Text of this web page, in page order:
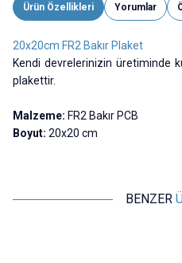
Ürün Özellikleri Yorumlar
20x20cm FR2 Bakır Plaket
Kendi devrelerinizin üretiminde
plakettir.
Malzeme: FR2 Bakır PCB
Boyut: 20x20 cm
BENZER